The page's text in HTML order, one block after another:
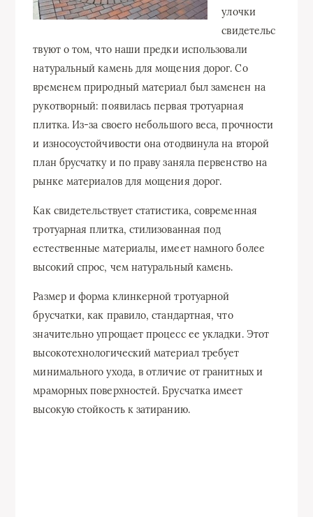
улочки
свидетельс
твуют о том, что наши предки использовали
натуральный камень для мощения дорог. Со
временем природный материал был заменен на
рукотворный: появилась первая тротуарная
плитка. Из-за своего небольшого веса, прочности
и износоустойчивости она отодвинула на второй
план брусчатку и по праву заняла первенство на
рынке материалов для мощения дорог.
Как свидетельствует статистика, современная
тротуарная плитка, стилизованная под
естественные материалы, имеет намного более
высокий спрос, чем натуральный камень.
Размер и форма клинкерной тротуарной
брусчатки, как правило, стандартная, что
значительно упрощает процесс ее укладки. Этот
высокотехнологический материал требует
минимального ухода, в отличие от гранитных и
мраморных поверхностей. Брусчатка имеет
высокую стойкость к затиранию.